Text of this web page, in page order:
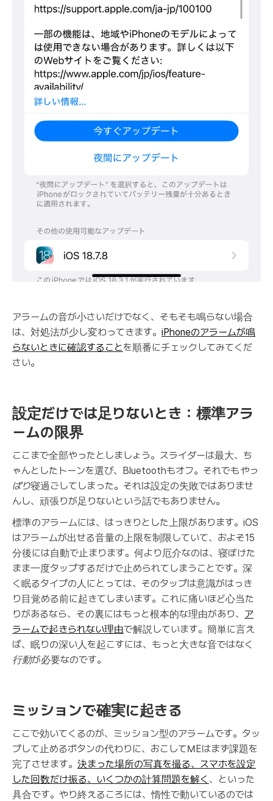
アラームの音が小さいだけでなく、そもそも鳴らない場合
は、対処法が少し変わってきます。 iPhoneのアラームが鳴
らないときに確認することを順番にチェックしてみてくだ
さい。
設定だけでは足りないとき：標準アラ
ームの限界
ここまで全部やったとしましょう。スライダーは最大、ち
ゃんとしたトーンを選び、Bluetoothもオフ。それでもやっ
ぱり寝過ごしてしまった。それは設定の失敗ではありませ
んし、頑張りが足りないという話でもありません。
標準のアラームには、はっきりとした上限があります。iOS
はアラームが出せる音量の上限を制限していて、およそ15
分後には自動で止まります。何より厄介なのは、寝ぼけた
まま一度タップするだけで止められてしまうことです。深
く眠るタイプの人にとっては、そのタップは意識がはっき
り目覚める前に起きてしまいます。これに痛いほど心当た
りがあるなら、その裏にはもっと根本的な理由があり、 ア
ラームで起きられない理由で解説しています。簡単に言え
ば、眠りの深い人を起こすには、もっと大きな音ではなく
行動が必要なのです。
ミッションで確実に起きる
ここで効いてくるのが、ミッション型のアラームです。タッ
プして止めるボタンの代わりに、おこしてMEはまず課題を
完了させます。 決まった場所の写真を撮る、スマホを設定
した回数だけ振る、いくつかの計算問題を解く 、といった
具合です。やり終えるころには、惰性で動いているのでは